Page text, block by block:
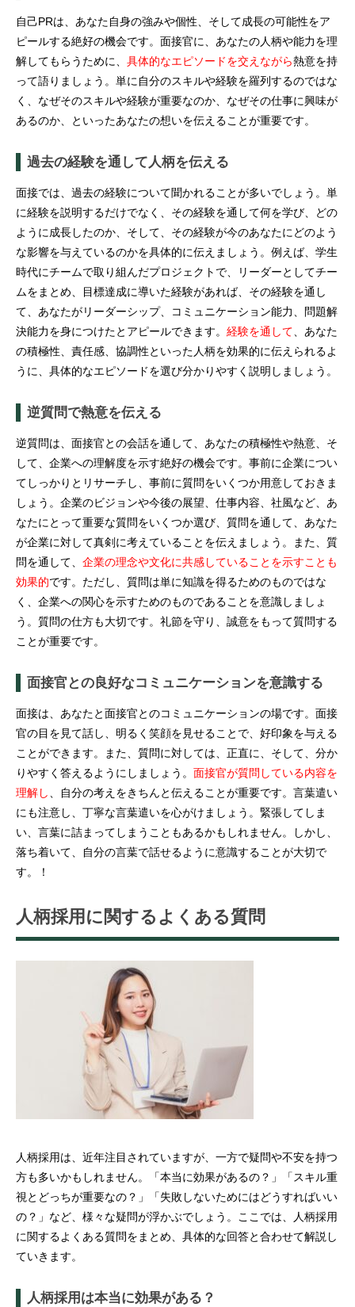
自己PRは、あなた自身の強みや個性、そして成長の可能性をア
ピールする絶好の機会です。面接官に、あなたの人柄や能力を理
解してもらうために、 具体的なエピソードを交えながら熱意を持
って語りましょう。単に自分のスキルや経験を羅列するのではな
く、なぜそのスキルや経験が重要なのか、なぜその仕事に興味が
あるのか、といったあなたの想いを伝えることが重要です。
過去の経験を通して人柄を伝える
面接では、過去の経験について聞かれることが多いでしょう。単
に経験を説明するだけでなく、その経験を通して何を学び、どの
ように成長したのか、そして、その経験が今のあなたにどのよう
な影響を与えているのかを具体的に伝えましょう。例えば、学生
時代にチームで取り組んだプロジェクトで、リーダーとしてチー
ムをまとめ、目標達成に導いた経験があれば、その経験を通し
て、あなたがリーダーシップ、コミュニケーション能力、問題解
決能力を身につけたとアピールできます。 経験を通して 、あなた
の積極性、責任感、協調性といった人柄を効果的に伝えられるよ
うに、具体的なエピソードを選び分かりやすく説明しましょう。
逆質問で熱意を伝える
逆質問は、面接官との会話を通して、あなたの積極性や熱意、そ
して、企業への理解度を示す絶好の機会です。事前に企業につい
てしっかりとリサーチし、事前に質問をいくつか用意しておきま
しょう。企業のビジョンや今後の展望、仕事内容、社風など、あ
なたにとって重要な質問をいくつか選び、質問を通して、あなた
が企業に対して真剣に考えていることを伝えましょう。また、質
問を通して、 企業の理念や文化に共感していることを示すことも
効果的です。ただし、質問は単に知識を得るためのものではな
く、企業への関心を示すためのものであることを意識しましょ
う。質問の仕方も大切です。礼節を守り、誠意をもって質問する
ことが重要です。
面接官との良好なコミュニケーションを意識する
面接は、あなたと面接官とのコミュニケーションの場です。面接
官の目を見て話し、明るく笑顔を見せることで、好印象を与える
ことができます。また、質問に対しては、正直に、そして、分か
りやすく答えるようにしましょう。 面接官が質問している内容を
理解し
、自分の考えをきちんと伝えることが重要です。言葉遣い
にも注意し、丁寧な言葉遣いを心がけましょう。緊張してしま
い、言葉に詰まってしまうこともあるかもしれません。しかし、
落ち着いて、自分の言葉で話せるように意識することが大切で
す。！
人柄採用に関するよくある質問
人柄採用は、近年注目されていますが、一方で疑問や不安を持つ
方も多いかもしれません。「本当に効果があるの？」「スキル重
視とどっちが重要なの？」「失敗しないためにはどうすればいい
の？」など、様々な疑問が浮かぶでしょう。ここでは、人柄採用
に関するよくある質問をまとめ、具体的な回答と合わせて解説し
ていきます。
人柄採用は本当に効果がある？